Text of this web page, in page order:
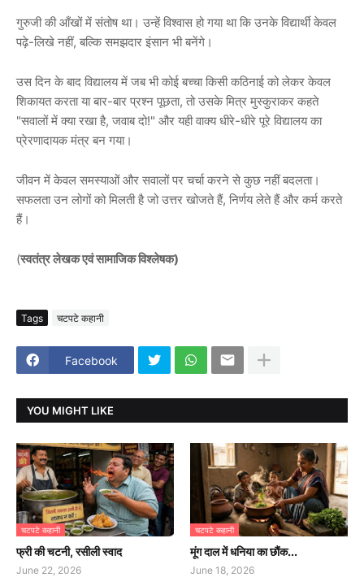
गुरुजी की आँखों में संतोष था। उन्हें विश्वास हो गया था कि उनके विद्यार्थी केवल
पढ़े-लिखे नहीं, बल्कि समझदार इंसान भी बनेंगे।
उस दिन के बाद विद्यालय में जब भी कोई बच्चा किसी कठिनाई को लेकर केवल
शिकायत करता या बार-बार प्रश्न पूछता, तो उसके मित्र मुस्कुराकर कहते
"सवालों में क्या रखा है, जवाब दो!" और यही वाक्य धीरे-धीरे पूरे विद्यालय का
प्रेरणादायक मंत्र बन गया।
जीवन में केवल समस्याओं और सवालों पर चर्चा करने से कुछ नहीं बदलता।
सफलता उन लोगों को मिलती है जो उत्तर खोजते हैं, निर्णय लेते हैं और कर्म करते
हैं।
(स्वतंत्र लेखक एवं सामाजिक विश्लेषक)
Tags चटपटे कहानी
Facebook
YOU MIGHT LIKE
चटपटे कहानी
फ्री की चटनी, रसीली स्वाद
June 22, 2026
चटपटे कहानी
मूंग दाल में धनिया का छौंक...
June 18, 2026